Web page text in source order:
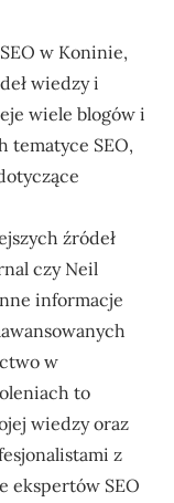
w Koninie,
wiedzy i
wiele blogów i
SEO,
źródeł
czy Neil
informacje
w
to
wiedzy oraz
z
ekspertów SEO